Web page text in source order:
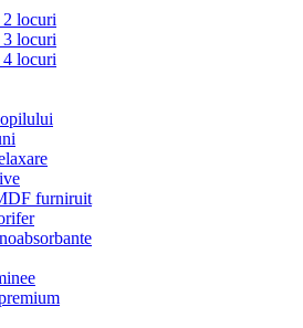
2 locuri
3 locuri
4 locuri
furniruit